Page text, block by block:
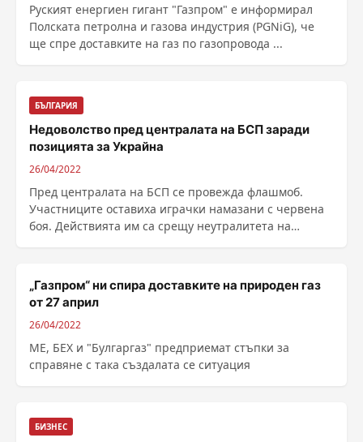
Руският енергиен гигант "Газпром" е информирал
Полската петролна и газова индустрия (PGNiG), че
ще спре доставките на газ по газопровода ...
БЪЛГАРИЯ
Недоволство пред централата на БСП заради
позицията за Украйна
26/04/2022
Пред централата на БСП се провежда флашмоб.
Участниците оставиха играчки намазани с червена
боя. Действията им са срещу неутралитета на
„Газпром“ ни спира доставките на природен газ
от 27 април
26/04/2022
МЕ, БЕХ и "Булгаргаз" предприемат стъпки за
справяне с така създалата се ситуация
БИЗНЕС